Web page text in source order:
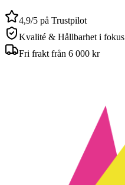
4,9/5 på Trustpilot
Kvalité & Hållbarhet i fokus
Fri frakt från 6 000 kr